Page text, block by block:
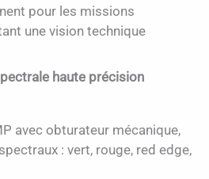
pour les missions
une vision technique
haute précision
avec obturateur mécanique,
: vert, rouge, red edge,